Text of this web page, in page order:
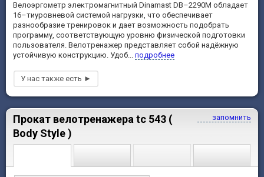
Велоэргометр электромагнитный Dinamast DB–2290M обладает
16–тиуровневой системой нагрузки, что обеспечивает
разнообразие тренировок и дает возможность подобрать
программу, соответствующую уровню физической подготовки
пользователя. Велотренажер представляет собой надёжную
устойчивую конструкцию. Удоб... подробнее
запомнить
Прокат велотренажера tc 543 (
Body Style )